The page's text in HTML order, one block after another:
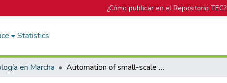
¿Cómo publicar en el Repositorio TEC?
Statistics
en Marcha Automation of small-scale with Open Hardware